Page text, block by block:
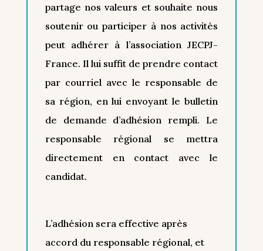
partage nos valeurs et souhaite nous
soutenir ou participer à nos activités
peut adhérer à l’association JECPJ-
France. Il lui suffit de prendre contact
par courriel avec le responsable de
sa région, en lui envoyant le bulletin
de demande d’adhésion rempli. Le
responsable régional se mettra
directement en contact avec le
candidat.
L’adhésion sera effective après
accord du responsable régional, et